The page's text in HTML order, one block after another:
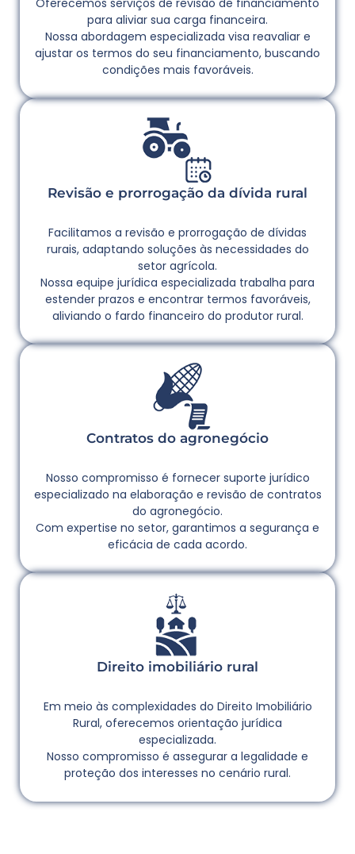
Oferecemos serviços de revisão de financiamento
para aliviar sua carga financeira.
Nossa abordagem especializada visa reavaliar e
ajustar os termos do seu financiamento, buscando
condições mais favoráveis.
Revisão e prorrogação da dívida rural
Facilitamos a revisão e prorrogação de dívidas
rurais, adaptando soluções às necessidades do
setor agrícola.
Nossa equipe jurídica especializada trabalha para
estender prazos e encontrar termos favoráveis,
aliviando o fardo financeiro do produtor rural.
Contratos do agronegócio
Nosso compromisso é fornecer suporte jurídico
especializado na elaboração e revisão de contratos
do agronegócio.
Com expertise no setor, garantimos a segurança e
eficácia de cada acordo.
Direito imobiliário rural
Em meio às complexidades do Direito Imobiliário
Rural, oferecemos orientação jurídica
especializada.
Nosso compromisso é assegurar a legalidade e
proteção dos interesses no cenário rural.